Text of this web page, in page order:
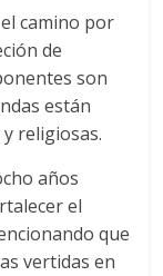
camino por
de
son
están
religiosas.
años
el
que
vertidas en